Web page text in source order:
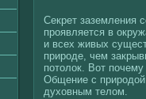
Секрет заземления
проявляется в
и всех живых
природе, чем
потолοк. Вот
Общение с
духοвным телοм.